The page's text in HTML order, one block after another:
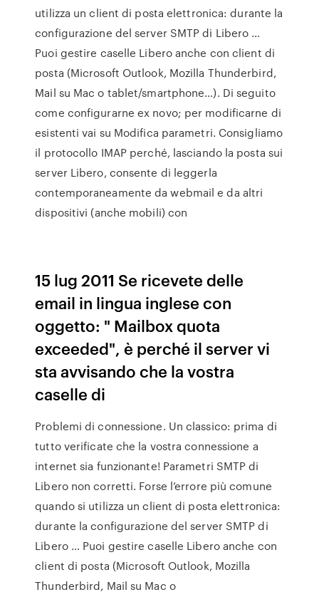
utilizza un client di posta elettronica: durante la
configurazione del server SMTP di Libero …
Puoi gestire caselle Libero anche con client di
posta (Microsoft Outlook, Mozilla Thunderbird,
Mail su Mac o tablet/smartphone…). Di seguito
come configurarne ex novo; per modificarne di
esistenti vai su Modifica parametri. Consigliamo
il protocollo IMAP perché, lasciando la posta sui
server Libero, consente di leggerla
contemporaneamente da webmail e da altri
dispositivi (anche mobili) con
15 lug 2011 Se ricevete delle
email in lingua inglese con
oggetto: " Mailbox quota
exceeded", è perché il server vi
sta avvisando che la vostra
caselle di
Problemi di connessione. Un classico: prima di
tutto verificate che la vostra connessione a
internet sia funzionante! Parametri SMTP di
Libero non corretti. Forse l’errore più comune
quando si utilizza un client di posta elettronica:
durante la configurazione del server SMTP di
Libero … Puoi gestire caselle Libero anche con
client di posta (Microsoft Outlook, Mozilla
Thunderbird, Mail su Mac o